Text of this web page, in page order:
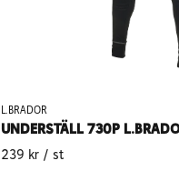
L.BRADOR
UNDERSTÄLL 730P
239 kr / st